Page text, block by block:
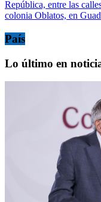
República, entre las
colonia Oblatos, en
País
Lo último en